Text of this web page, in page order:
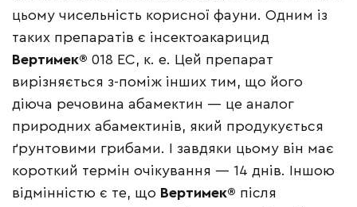
цьому чисельність корисної фауни. Одним із
таких препаратів є інсектоакарицид
Вертимек® 018 ЕС, к. е. Цей препарат
вирізняється з-поміж інших тим, що його
діюча речовина абамектин — це аналог
природних абамектинів, який продукується
ґрунтовими грибами. І завдяки цьому він має
короткий термін очікування — 14 днів. Іншою
відмінністю є те, що Вертимек® після